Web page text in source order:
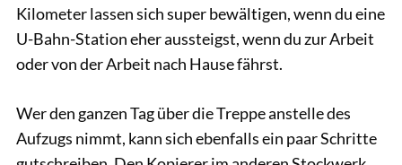
Kilometer lassen sich super bewältigen, wenn du eine
U-Bahn-Station eher aussteigst, wenn du zur Arbeit
oder von der Arbeit nach Hause fährst.
Wer den ganzen Tag über die Treppe anstelle des
Aufzugs nimmt, kann sich ebenfalls ein paar Schritte